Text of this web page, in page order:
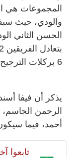
المجموعات هي
والودي، حيث
6 بركلات الترجيح.
يذكر أن فيفا
الرحمن
أحمد، فيما
تابعوا